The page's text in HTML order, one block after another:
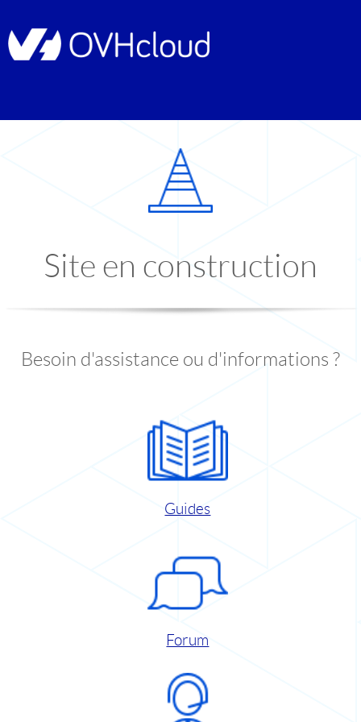
Site en construction
Besoin d'assistance ou d'informations ?
Guides
Forum